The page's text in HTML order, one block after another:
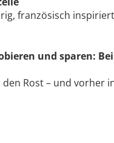
französisch
und sparen:
den Rost – und vorher